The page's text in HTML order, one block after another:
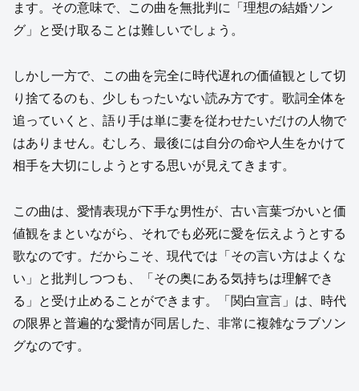
ます。その意味で、この曲を無批判に「理想の結婚ソン
グ」と受け取ることは難しいでしょう。
しかし一方で、この曲を完全に時代遅れの価値観として切
り捨てるのも、少しもったいない読み方です。歌詞全体を
追っていくと、語り手は単に妻を従わせたいだけの人物で
はありません。むしろ、最後には自分の命や人生をかけて
相手を大切にしようとする思いが見えてきます。
この曲は、愛情表現が下手な男性が、古い言葉づかいと価
値観をまといながら、それでも必死に愛を伝えようとする
歌なのです。だからこそ、現代では「その言い方はよくな
い」と批判しつつも、「その奥にある気持ちは理解でき
る」と受け止めることができます。「関白宣言」は、時代
の限界と普遍的な愛情が同居した、非常に複雑なラブソン
グなのです。